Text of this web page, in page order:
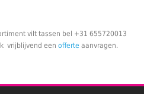
vilt tassen bel +31 655720013
vrijblijvend een offerte aanvragen.